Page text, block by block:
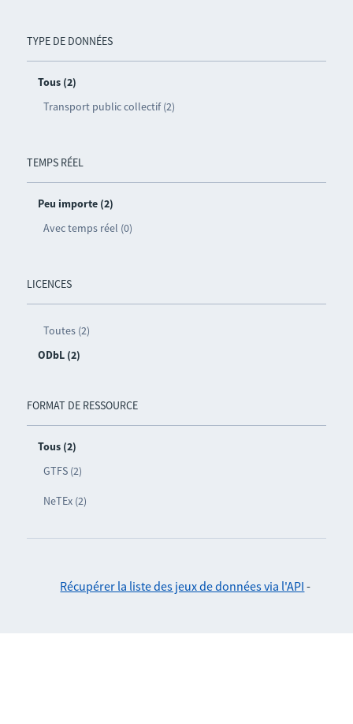
TYPE DE DONNÉES
Tous (2)
Transport public collectif (2)
TEMPS RÉEL
Peu importe (2)
Avec temps réel (0)
LICENCES
Toutes (2)
ODbL (2)
FORMAT DE RESSOURCE
Tous (2)
GTFS (2)
NeTEx (2)
Récupérer la liste des jeux de données via l'API -